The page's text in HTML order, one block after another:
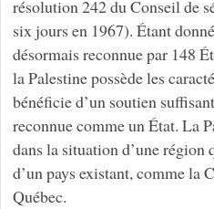
résolution 242 du Conseil de
six jours en 1967). Étant
désormais reconnue par 148
la Palestine possède les
bénéficie d’un soutien
reconnue comme un État. La
dans la situation d’une
d’un pays existant, comme la
Québec.